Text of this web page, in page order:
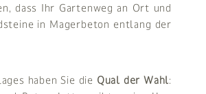
dass Ihr Gartenweg an Ort und
in Magerbeton entlang der
haben Sie die Qual der Wahl: